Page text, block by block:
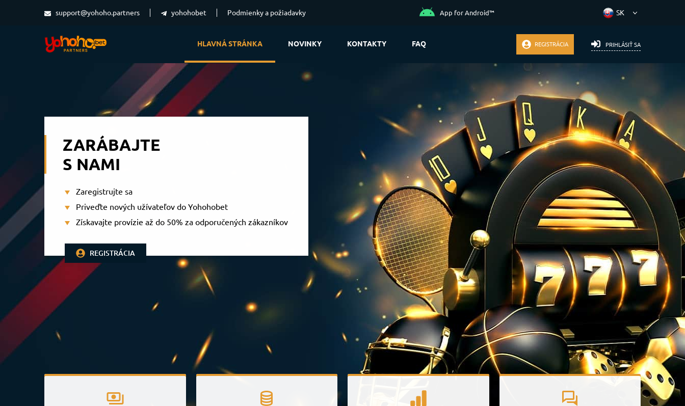
support@yohoho.partners yohohobet Podmienky a požiadavky App for Android™
HLAVNÁ STRÁNKA NOVINKY KONTAKTY FAQ REGISTRÁCIA PRIHLÁSIŤ SA
ZARÁBAJTE
S NAMI
Zaregistrujte sa
Priveďte nových užívateľov do Yohohobet
Získavajte provízie až do 50% za odporučených zákazníkov
REGISTRÁCIA